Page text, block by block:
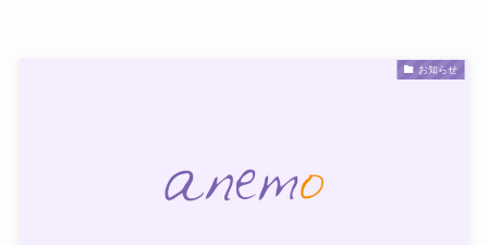
お知らせ